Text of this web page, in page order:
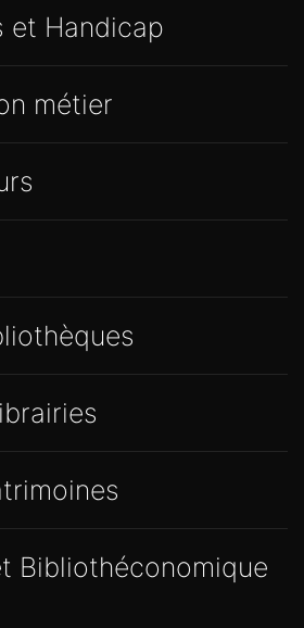
et Handicap
métier
Bibliothéconomique